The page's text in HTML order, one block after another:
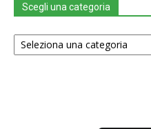
Scegli una categoria
Scegli
una